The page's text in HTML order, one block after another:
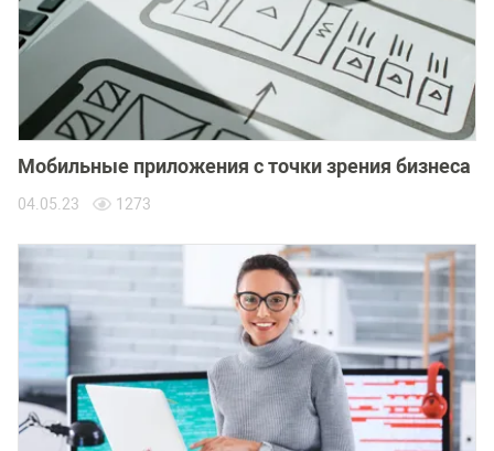
Мобильные приложения с точки зрения бизнеса
04.05.23 1273